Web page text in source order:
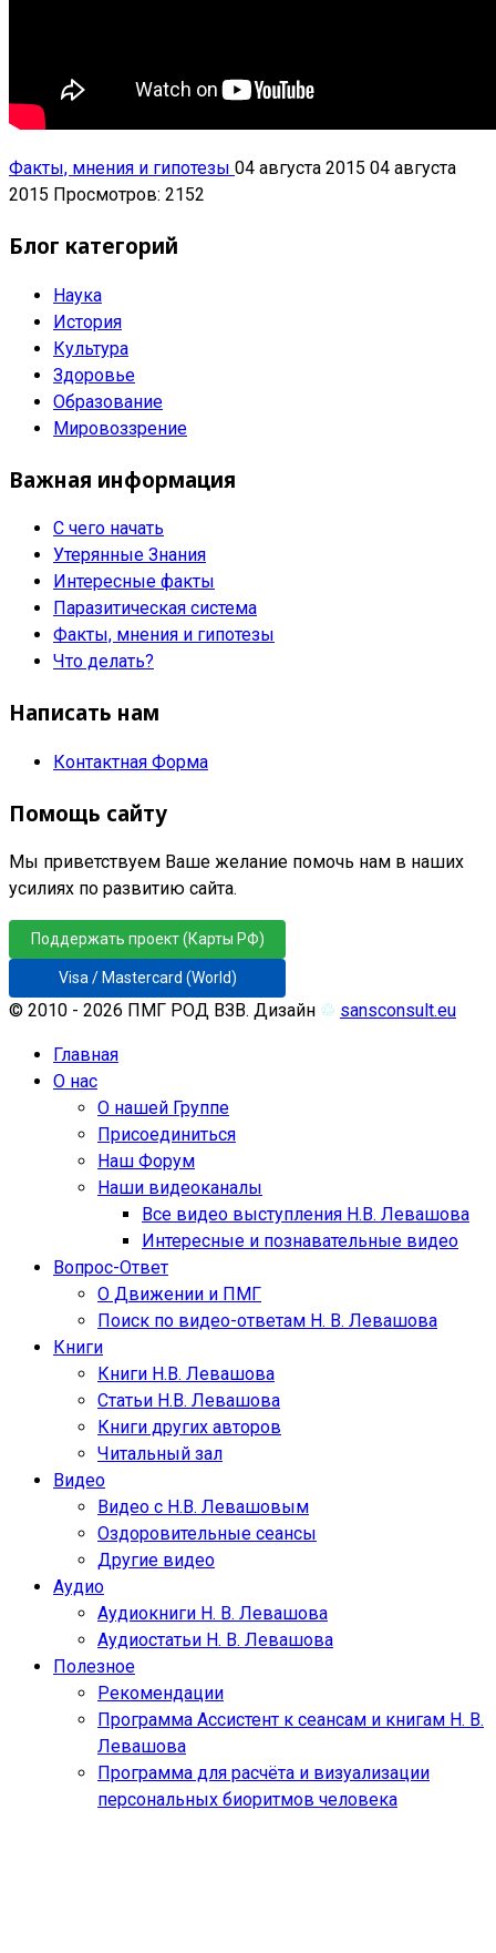
Факты, мнения и гипотезы 04 августа 2015 04 августа
2015 Просмотров: 2152
Блог категорий
Наука
История
Культура
Здоровье
Образование
Мировоззрение
Важная информация
С чего начать
Утерянные Знания
Интересные факты
Паразитическая система
Факты, мнения и гипотезы
Что делать?
Написать нам
Контактная Форма
Помощь сайту
Мы приветствуем Ваше желание помочь нам в наших
усилиях по развитию сайта.
Поддержать проект (Карты РФ)
Visa / Mastercard (World)
© 2010 - 2026 ПМГ РОД ВЗВ. Дизайн ♲ sansconsult.eu
Главная
О нас
О нашей Группе
Присоединиться
Наш Форум
Наши видеоканалы
Все видео выступления Н.В. Левашова
Интересные и познавательные видео
Вопрос-Ответ
О Движении и ПМГ
Поиск по видео-ответам Н. В. Левашова
Книги
Книги Н.В. Левашова
Статьи Н.В. Левашова
Книги других авторов
Читальный зал
Видео
Видео с Н.В. Левашовым
Оздоровительные сеансы
Другие видео
Аудио
Аудиокниги Н. В. Левашова
Аудиостатьи Н. В. Левашова
Полезное
Рекомендации
Программа Ассистент к сеансам и книгам Н. В.
Левашова
Программа для расчёта и визуализации
персональных биоритмов человека